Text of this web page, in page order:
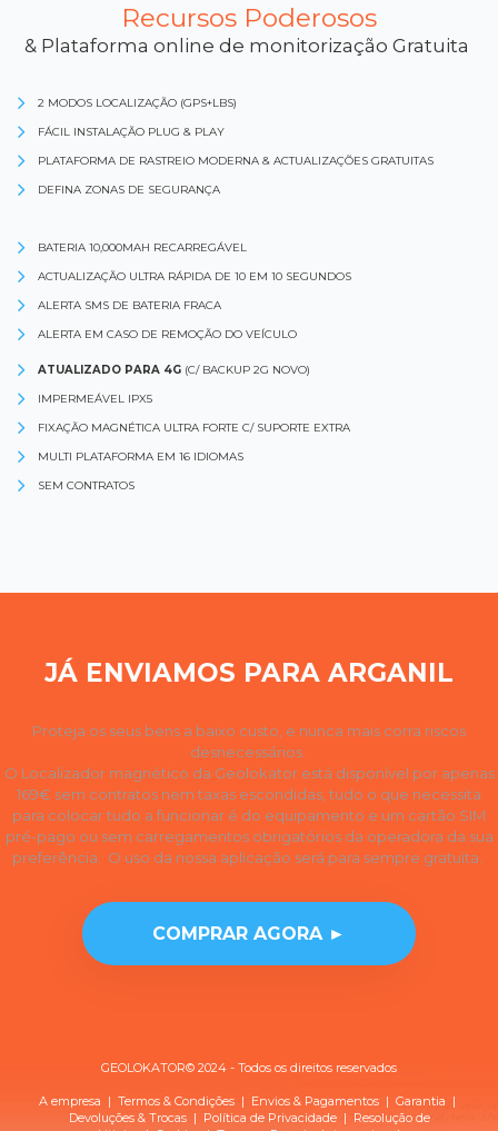
Recursos Poderosos
& Plataforma online de monitorização Gratuita
2 MODOS LOCALIZAÇÃO (GPS+LBS)
FÁCIL INSTALAÇÃO PLUG & PLAY
PLATAFORMA DE RASTREIO MODERNA & ACTUALIZAÇÕES GRATUITAS
DEFINA ZONAS DE SEGURANÇA
BATERIA 10,000MAH RECARREGÁVEL
ACTUALIZAÇÃO ULTRA RÁPIDA DE 10 EM 10 SEGUNDOS
ALERTA SMS DE BATERIA FRACA
ALERTA EM CASO DE REMOÇÃO DO VEÍCULO
ATUALIZADO PARA 4G (C/ BACKUP 2G NOVO)
IMPERMEÁVEL IPX5
FIXAÇÃO MAGNÉTICA ULTRA FORTE C/ SUPORTE EXTRA
MULTI PLATAFORMA EM 16 IDIOMAS
SEM CONTRATOS
JÁ ENVIAMOS PARA ARGANIL
Proteja os seus bens a baixo custo, e nunca mais corra riscos
desnecessários.
O Localizador magnético da Geolokator está disponível por apenas
169€ sem contratos nem taxas escondidas, tudo o que necessita
para colocar tudo a funcionar é do equipamento e um cartão SIM
pré-pago ou sem carregamentos obrigatórios da operadora da sua
preferência. O uso da nossa aplicação será para sempre gratuita.
COMPRAR AGORA ►
GEOLOKATOR© 2024 - Todos os direitos reservados
A empresa | Termos & Condições | Envios & Pagamentos | Garantia |
Devoluções & Trocas| Política de Privacidade| Resolução de